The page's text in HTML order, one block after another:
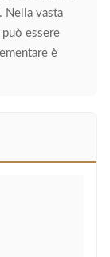
Nella vasta
può essere
è